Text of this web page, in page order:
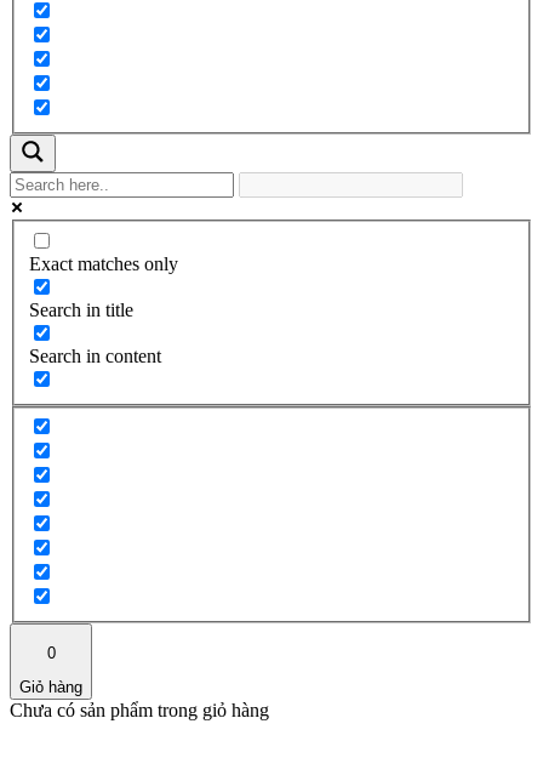
Exact matches only
Search in title
Search in content
0
Giỏ hàng
Chưa có sản phẩm trong giỏ hàng